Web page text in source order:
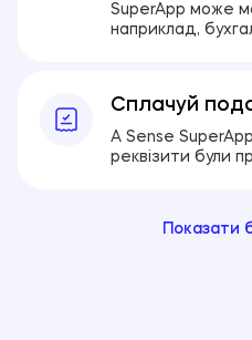
SuperApp може
наприклад,
Сплачуй
А Sense
реквізити були
Показати